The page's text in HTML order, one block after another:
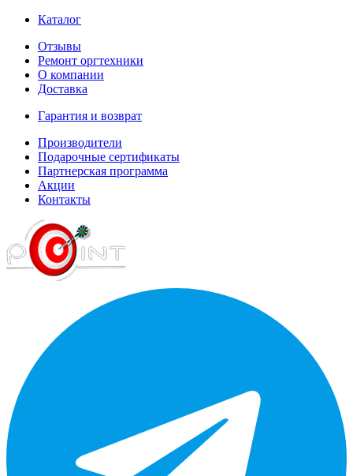
Каталог
Отзывы
Ремонт оргтехники
О компании
Доставка
Гарантия и возврат
Производители
Подарочные сертификаты
Партнерская программа
Акции
Контакты